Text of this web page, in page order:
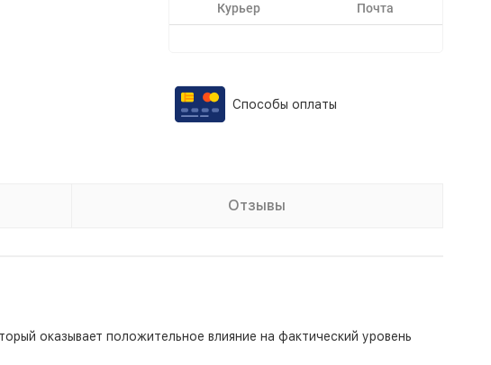
Курьер Почта
Способы оплаты
Отзывы
оказывает положительное влияние на фактический уровень